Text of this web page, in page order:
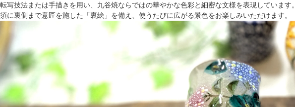
写技法または手描きを用い、九谷焼ならではの華やかな色彩と細密な文様を表現しています。
に裏側まで意匠を施した「裏絵」を備え、使うたびに広がる景色をお楽しみいただけます。